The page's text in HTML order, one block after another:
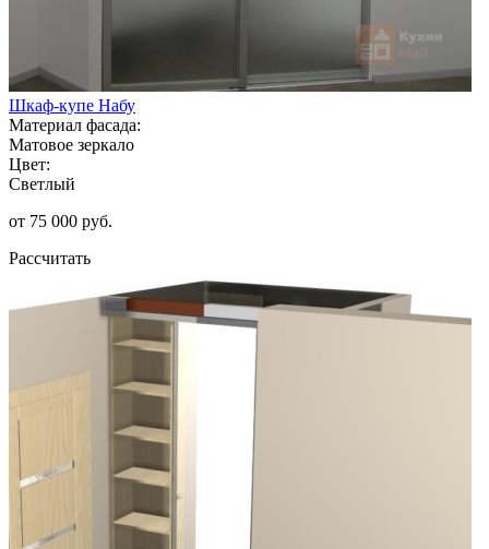
Шкаф-купе Набу
Материал фасада:
Матовое зеркало
Цвет:
Светлый
от 75 000 руб.
Рассчитать